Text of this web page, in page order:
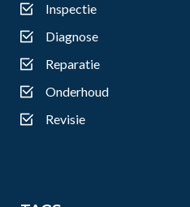
Inspectie
Diagnose
Reparatie
Onderhoud
Revisie